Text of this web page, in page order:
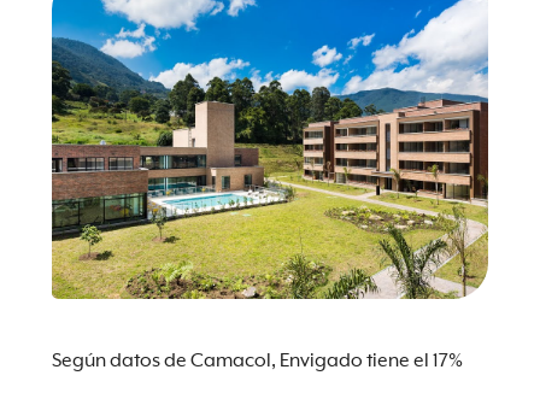
Según datos de Camacol, Envigado tiene el 17%